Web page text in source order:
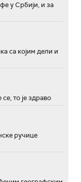
у Србији, и за
са којим дели и
то је здраво
ручице